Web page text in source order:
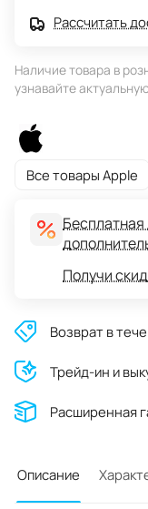
Рассчитать
Наличие товара в
узнавайте
Все товары Apple
Бесплатная
Получи
Возврат в
Трейд-ин и
Расширенная
Описание